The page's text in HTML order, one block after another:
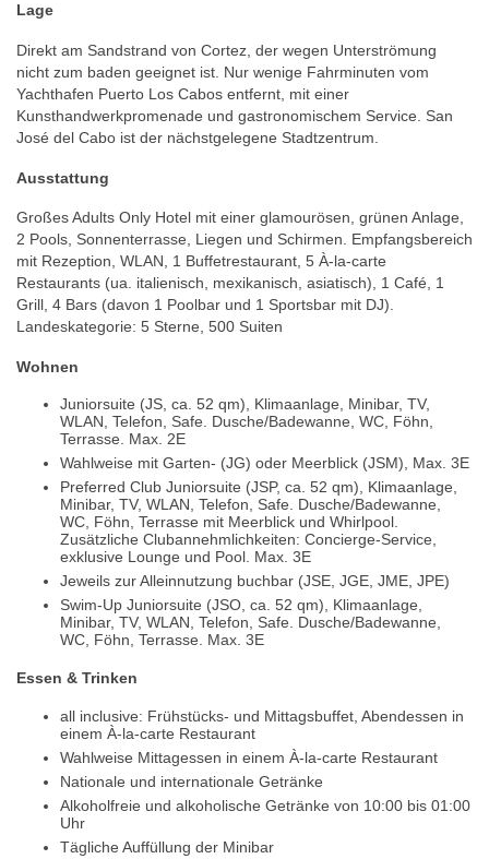
Lage
Direkt am Sandstrand von Cortez, der wegen Unterströmung
nicht zum baden geeignet ist. Nur wenige Fahrminuten vom
Yachthafen Puerto Los Cabos entfernt, mit einer
Kunsthandwerkpromenade und gastronomischem Service. San
José del Cabo ist der nächstgelegene Stadtzentrum.
Ausstattung
Großes Adults Only Hotel mit einer glamourösen, grünen Anlage,
2 Pools, Sonnenterrasse, Liegen und Schirmen. Empfangsbereich
mit Rezeption, WLAN, 1 Buffetrestaurant, 5 À-la-carte
Restaurants (ua. italienisch, mexikanisch, asiatisch), 1 Café, 1
Grill, 4 Bars (davon 1 Poolbar und 1 Sportsbar mit DJ).
Landeskategorie: 5 Sterne, 500 Suiten
Wohnen
Juniorsuite (JS, ca. 52 qm), Klimaanlage, Minibar, TV,
WLAN, Telefon, Safe. Dusche/Badewanne, WC, Föhn,
Terrasse. Max. 2E
Wahlweise mit Garten- (JG) oder Meerblick (JSM), Max. 3E
Preferred Club Juniorsuite (JSP, ca. 52 qm), Klimaanlage,
Minibar, TV, WLAN, Telefon, Safe. Dusche/Badewanne,
WC, Föhn, Terrasse mit Meerblick und Whirlpool.
Zusätzliche Clubannehmlichkeiten: Concierge-Service,
exklusive Lounge und Pool. Max. 3E
Jeweils zur Alleinnutzung buchbar (JSE, JGE, JME, JPE)
Swim-Up Juniorsuite (JSO, ca. 52 qm), Klimaanlage,
Minibar, TV, WLAN, Telefon, Safe. Dusche/Badewanne,
WC, Föhn, Terrasse. Max. 3E
Essen & Trinken
all inclusive: Frühstücks- und Mittagsbuffet, Abendessen in
einem À-la-carte Restaurant
Wahlweise Mittagessen in einem À-la-carte Restaurant
Nationale und internationale Getränke
Alkoholfreie und alkoholische Getränke von 10:00 bis 01:00
Uhr
Tägliche Auffüllung der Minibar